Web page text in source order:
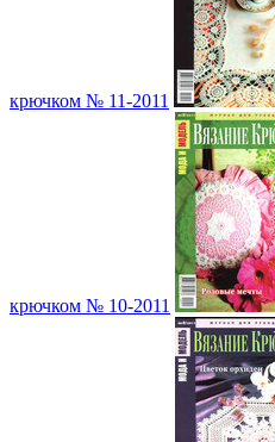
крючком № 11-2011
крючком № 10-2011